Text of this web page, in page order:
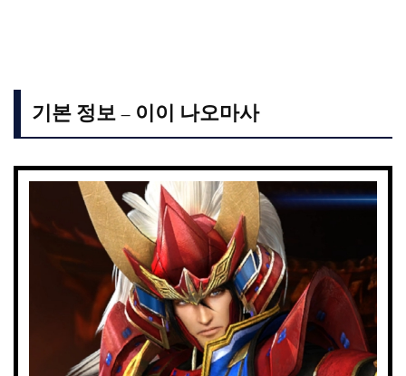
기본 정보 – 이이 나오마사